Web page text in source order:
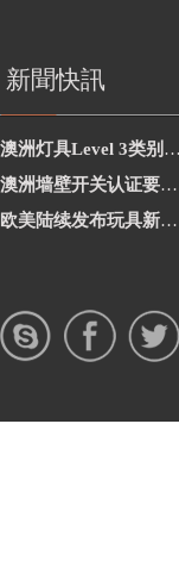
新聞快訊
澳洲灯具Level 3类别新增2项
澳洲墙壁开关认证要求修订
欧美陆续发布玩具新要求